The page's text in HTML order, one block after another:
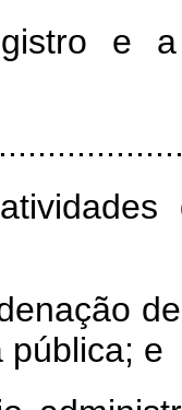
o e
atividades
pública; e